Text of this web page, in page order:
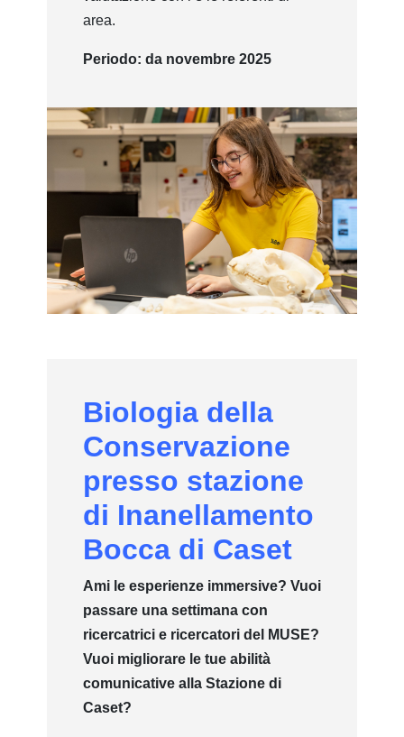
area.
Periodo: da novembre 2025
Biologia della
Conservazione
presso stazione
di Inanellamento
Bocca di Caset
Ami le esperienze immersive? Vuoi
passare una settimana con
ricercatrici e ricercatori del MUSE?
Vuoi migliorare le tue abilità
comunicative alla Stazione di
Caset?